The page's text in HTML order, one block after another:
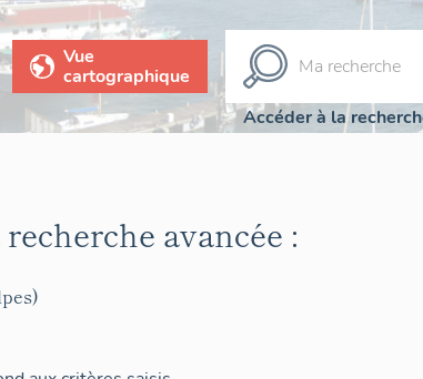
Vue
cartographique
Accéder à la
avancée :